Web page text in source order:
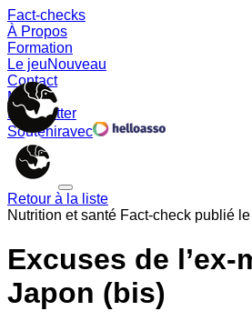
Fact-checks
À Propos
Formation
Le jeuNouveau
Contact
Memes
Newsletter
Souteniravec
Retour à la liste
Nutrition et santé Fact-check publié le
Excuses de
Japon (bis)